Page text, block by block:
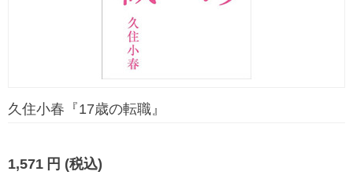
久住小春『17歳の転職』
1,571 円 (税込)